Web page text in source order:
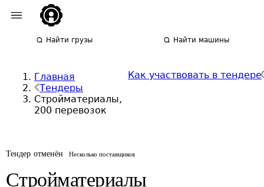
Найти грузы Найти машины
Главная
Тендеры
Стройматериалы,
200 перевозок
Как участвовать в тендере
Тендер отменён Несколько поставщиков
Стройматериалы